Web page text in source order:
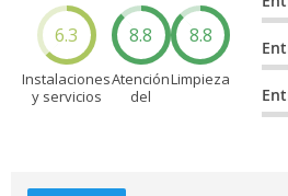
6.3
Instalaciones
y servicios
8.8
Atención
del
8.8
Limpieza